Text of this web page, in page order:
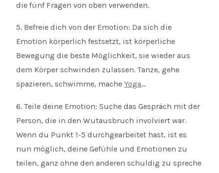
die fünf Fragen von oben verwenden.
5. Befreie dich von der Emotion: Da sich die
Emotion körperlich festsetzt, ist körperliche
Bewegung die beste Möglichkeit, sie wieder aus
dem Körper schwinden zulassen. Tanze, gehe
spazieren, schwimme, macheYoga…
6. Teile deine Emotion: Suche das Gespräch mit der
Person, die in den Wutausbruch involviert war.
Wenn du Punkt 1-5 durchgearbeitet hast, ist es
nun möglich, deine Gefühle und Emotionen zu
teilen, ganz ohne den anderen schuldig zu spreche